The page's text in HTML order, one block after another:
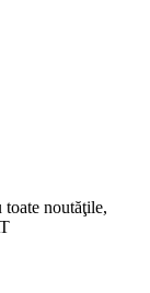
noutăţile,